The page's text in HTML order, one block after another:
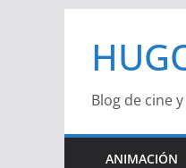
contenido
Blog de cine
ANIMACIÓN